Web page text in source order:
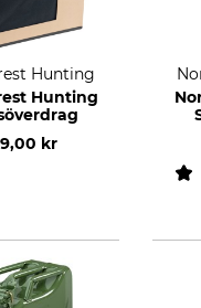
Hunting
Hunting
kr